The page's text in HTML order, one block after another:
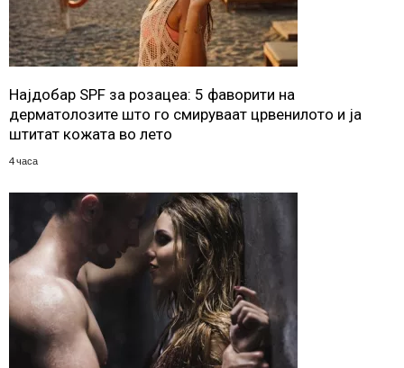
Најдобар SPF за розацеа: 5 фаворити на
дерматолозите што го смируваат црвенилото и ја
штитат кожата во лето
4 часа